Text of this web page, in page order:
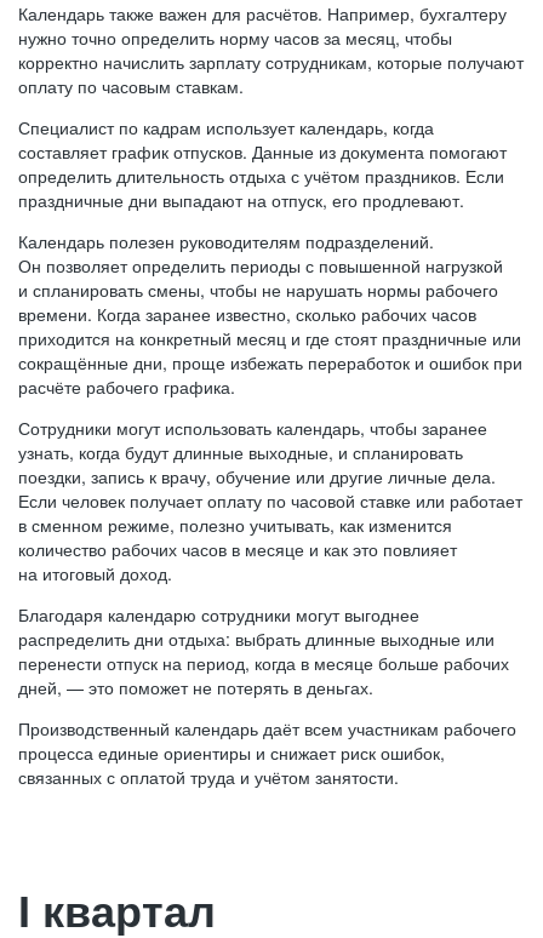
Календарь также важен для расчётов. Например, бухгалтеру
нужно точно определить норму часов за месяц, чтобы
корректно начислить зарплату сотрудникам, которые получают
оплату по часовым ставкам.
Специалист по кадрам использует календарь, когда
составляет график отпусков. Данные из документа помогают
определить длительность отдыха с учётом праздников. Если
праздничные дни выпадают на отпуск, его продлевают.
Календарь полезен руководителям подразделений.
Он позволяет определить периоды с повышенной нагрузкой
и спланировать смены, чтобы не нарушать нормы рабочего
времени. Когда заранее известно, сколько рабочих часов
приходится на конкретный месяц и где стоят праздничные или
сокращённые дни, проще избежать переработок и ошибок при
расчёте рабочего графика.
Сотрудники могут использовать календарь, чтобы заранее
узнать, когда будут длинные выходные, и спланировать
поездки, запись к врачу, обучение или другие личные дела.
Если человек получает оплату по часовой ставке или работает
в сменном режиме, полезно учитывать, как изменится
количество рабочих часов в месяце и как это повлияет
на итоговый доход.
Благодаря календарю сотрудники могут выгоднее
распределить дни отдыха: выбрать длинные выходные или
перенести отпуск на период, когда в месяце больше рабочих
дней, — это поможет не потерять в деньгах.
Производственный календарь даёт всем участникам рабочего
процесса единые ориентиры и снижает риск ошибок,
связанных с оплатой труда и учётом занятости.
I квартал